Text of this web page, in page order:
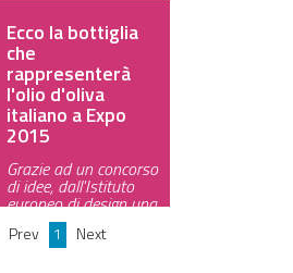
Ecco la bottiglia
che
rappresenterà
l'olio d'oliva
italiano a Expo
2015
Grazie ad un concorso
di idee, dall'Istituto
europeo di design una
Prev 1 Next